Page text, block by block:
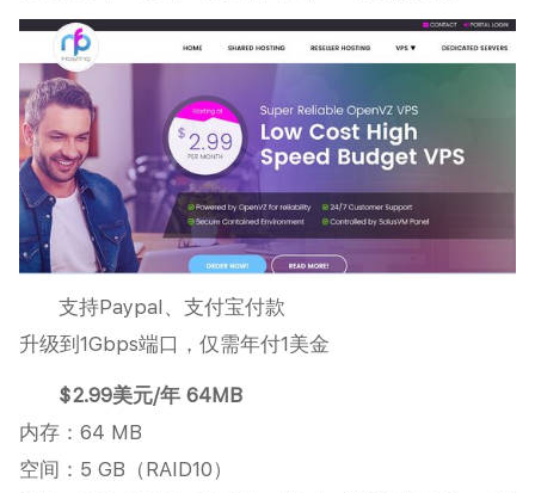
支持Paypal、支付宝付款
升级到1Gbps端口，仅需年付1美金
$2.99美元/年 64MB
内存：64 MB
空间：5 GB（RAID10）